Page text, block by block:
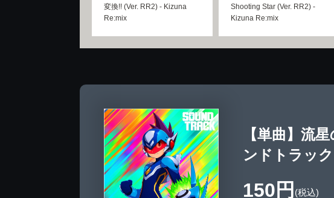
変換!! (Ver. RR2) - Kizuna
Re:mix
Shooting Star (Ver. RR2) -
Kizuna Re:mix
【単曲】流
ンドトラッ
150円 (税込)